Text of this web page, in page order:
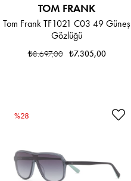
TOM FRANK
Tom Frank TF1021 C03 49 Güneş
Gözlüğü
₺7.305,00
₺8.697,00
%28